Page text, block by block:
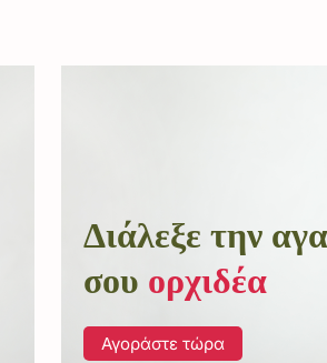
Διάλεξε την
σου ορχιδέα
Αγοράστε τώρα